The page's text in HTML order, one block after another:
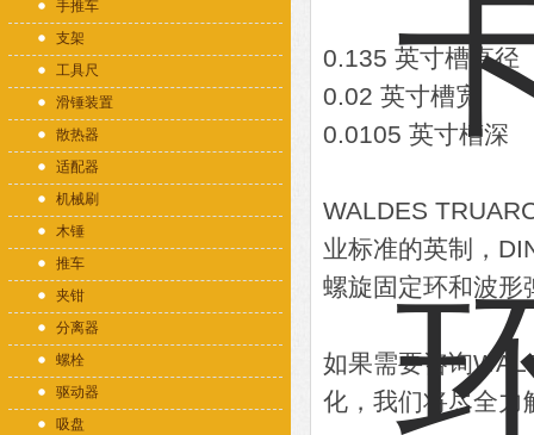
手推车
支架
工具尺
滑锤装置
散热器
适配器
机械刷
木锤
推车
夹钳
分离器
螺栓
驱动器
吸盘
0.135 英寸槽直径
0.02 英寸槽宽
0.0105 英寸槽深
WALDES
业标准的英制，
螺旋固定环和波形
如果需要咨询
化，我们将尽全力